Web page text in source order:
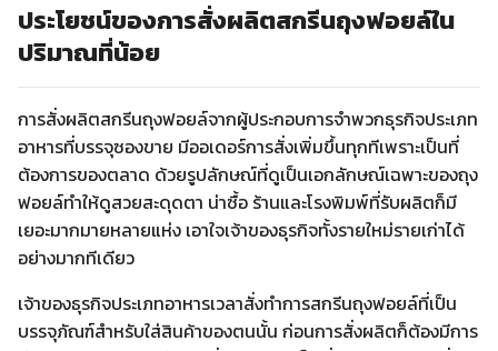
ประโยชน์ของการสั่งผลิตสกรีนถุงฟอยล์ใน
ปริมาณที่น้อย
การสั่งผลิตสกรีนถุงฟอยล์จากผู้ประกอบการจำพวกธุรกิจประเภท
อาหารที่บรรจุซองขาย มีออเดอร์การสั่งเพิ่มขึ้นทุกทีเพราะเป็นที่
ต้องการของตลาด ด้วยรูปลักษณ์ที่ดูเป็นเอกลักษณ์เฉพาะของถุง
ฟอยล์ทำให้ดูสวยสะดุดตา น่าซื้อ ร้านและโรงพิมพ์ที่รับผลิตก็มี
เยอะมากมายหลายแห่ง เอาใจเจ้าของธุรกิจทั้งรายใหม่รายเก่าได้
อย่างมากทีเดียว
เจ้าของธุรกิจประเภทอาหารเวลาสั่งทำการสกรีนถุงฟอยล์ที่เป็น
บรรจุภัณฑ์สำหรับใส่สินค้าของตนนั้น ก่อนการสั่งผลิตก็ต้องมีการ